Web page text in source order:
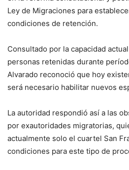
Ley de Migraciones para
condiciones de retención.
Consultado por la capacidad
personas retenidas durante
Alvarado reconoció que hoy
será necesario habilitar nuevos
La autoridad respondió así a las
por exautoridades migratorias,
actualmente solo el cuartel San
condiciones para este tipo de